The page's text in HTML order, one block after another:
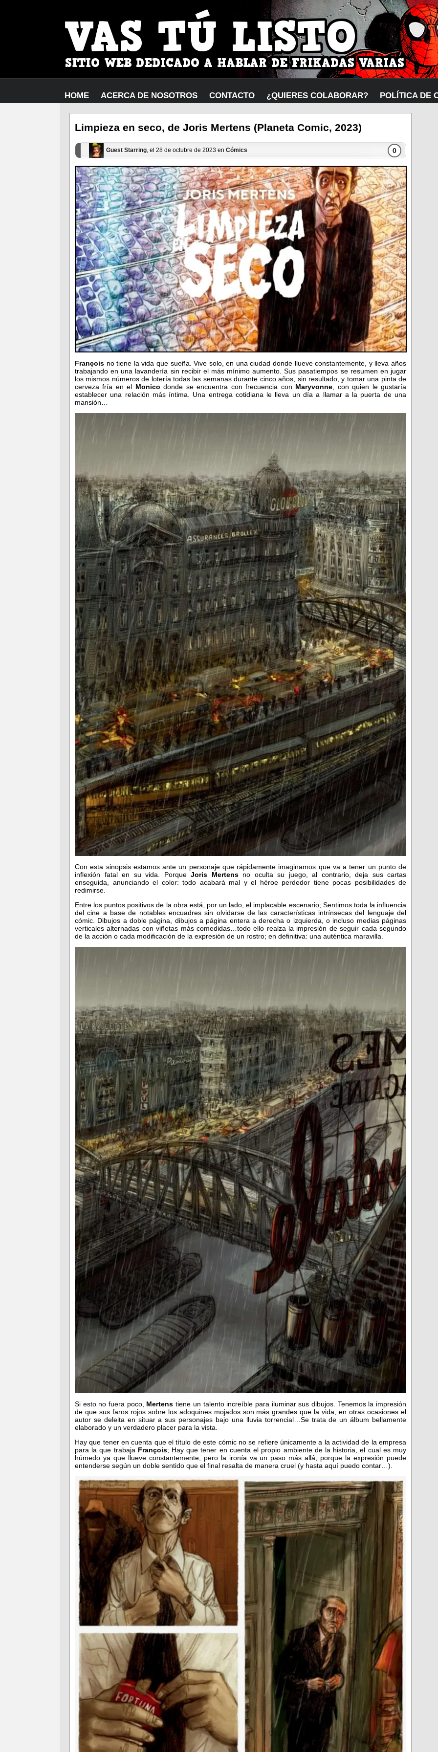
HOME ACERCA DE NOSOTROS CONTACTO ¿QUIERES COLABORAR? POLÍTICA DE
Limpieza en seco, de Joris Mertens (Planeta Comic, 2023)
Guest Starring, el 28 de octubre de 2023 en Cómics 0
François no tiene la vida que sueña. Vive solo, en una ciudad donde llueve constantemente, y lleva años
trabajando en una lavandería sin recibir el más mínimo aumento. Sus pasatiempos se resumen en jugar
los mismos números de lotería todas las semanas durante cinco años, sin resultado, y tomar una pinta de
cerveza fría en el Monicodonde se encuentra con frecuencia con Maryvonne , con quien le gustaría
establecer una relación más íntima. Una entrega cotidiana le lleva un día a llamar a la puerta de una
mansión…
Con esta sinopsis estamos ante un personaje que rápidamente imaginamos que va a tener un punto de
inflexión fatal en su vida. Porque Joris Mertensno oculta su juego, al contrario, deja sus cartas
enseguida, anunciando el color: todo acabará mal y el héroe perdedor tiene pocas posibilidades de
redimirse.
Entre los puntos positivos de la obra está, por un lado, el implacable escenario; Sentimos toda la influencia
del cine a base de notables encuadres sin olvidarse de las características intrínsecas del lenguaje del
cómic. Dibujos a doble página, dibujos a página entera a derecha o izquierda, o incluso medias páginas
verticales alternadas con viñetas más comedidas…todo ello realza la impresión de seguir cada segundo
de la acción o cada modificación de la expresión de un rostro; en definitiva: una auténtica maravilla.
Si esto no fuera poco, Mertenstiene un talento increíble para iluminar sus dibujos. Tenemos la impresión
de que sus faros rojos sobre los adoquines mojados son más grandes que la vida, en otras ocasiones el
autor se deleita en situar a sus personajes bajo una lluvia torrencial…Se trata de un álbum bellamente
elaborado y un verdadero placer para la vista.
Hay que tener en cuenta que el título de este cómic no se refiere únicamente a la actividad de la empresa
para la que trabaja François; Hay que tener en cuenta el propio ambiente de la historia, el cual es muy
húmedo ya que llueve constantemente, pero la ironía va un paso más allá, porque la expresión puede
entenderse según un doble sentido que el final resalta de manera cruel (y hasta aquí puedo contar…).